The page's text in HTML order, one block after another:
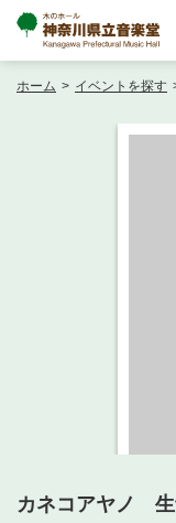
・ フロアマップ
ホーム > イベントを探す
カネコアヤノ 生